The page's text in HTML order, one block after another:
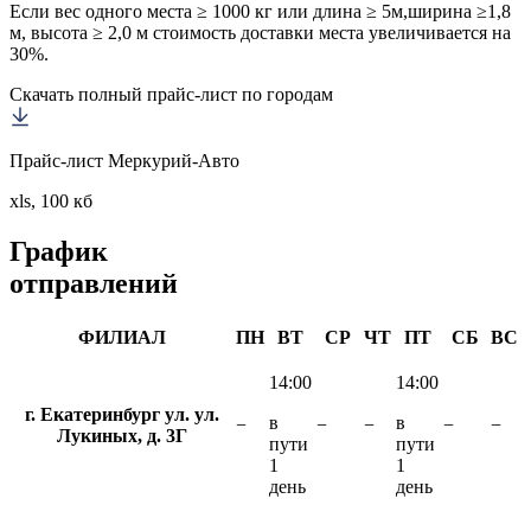
Если вес одного места ≥ 1000 кг или длина ≥ 5м,ширина ≥1,8
м, высота ≥ 2,0 м стоимость доставки места увеличивается на
30%.
Скачать полный прайс-лист по городам
Прайс-лист Меркурий-Авто
xls, 100 кб
График
отправлений
ФИЛИАЛ ПН ВТ СР ЧТ ПТ СБ ВС
г. Екатеринбург ул. ул.
Лукиных, д. 3Г
−
14:00
в
пути
1
день
− −
14:00
в
пути
1
день
− −